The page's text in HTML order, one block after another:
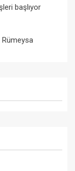
başlıyor
Rümeysa